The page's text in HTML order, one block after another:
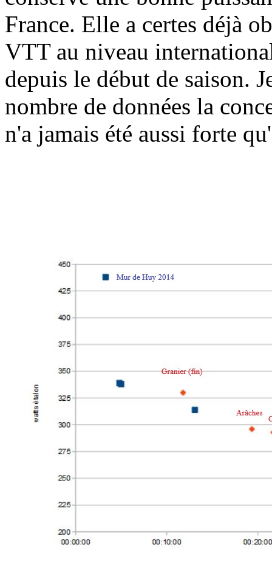
France. Elle a certes déjà
VTT au niveau
depuis le début de saison.
nombre de données la
n'a jamais été aussi forte